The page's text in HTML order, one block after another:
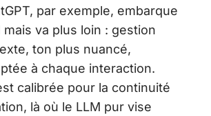
par exemple, embarque
va plus loin : gestion
ton plus nuancé,
à chaque interaction.
calibrée pour la continuité
là où le LLM pur vise